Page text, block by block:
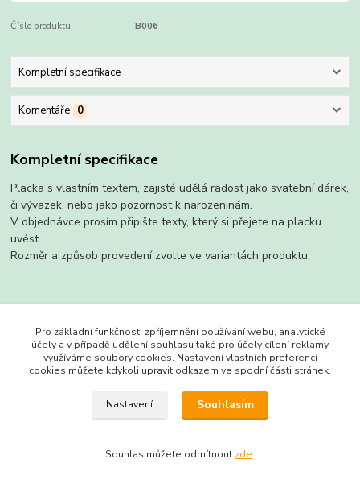
Číslo produktu: B006
Kompletní specifikace
Komentáře 0
Kompletní specifikace
Placka s vlastním textem, zajisté udělá radost jako svatební dárek,
či vývazek, nebo jako pozornost k narozeninám.
V objednávce prosím připište texty, který si přejete na placku
uvést.
Rozměr a způsob provedení zvolte ve variantách produktu.
Zboží zařazeno v kategoriích
Placky
Pro základní funkčnost, zpříjemnění používání webu, analytické
účely a v případě udělení souhlasu také pro účely cílení reklamy
využíváme soubory cookies. Nastavení vlastních preferencí
cookies můžete kdykoli upravit odkazem ve spodní části stránek.
Nastavení Souhlasím
Souhlas můžete odmítnout zde.